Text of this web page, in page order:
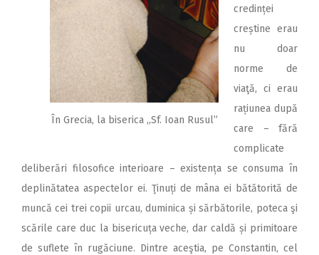
În Grecia, la biserica ,,Sf. Ioan Rusul”
credinței
creștine erau
nu doar
norme de
viaţă, ci erau
rațiunea după
care – fără
complicate
deliberări filosofice interioare – existența se consuma în
deplinătatea aspectelor ei. Ţinuți de mâna ei bătătorită de
muncă cei trei copii urcau, duminica și sărbătorile, poteca şi
scările care duc la bisericuța veche, dar caldă și primitoare
de suflete în rugăciune. Dintre aceştia, pe Constantin, cel